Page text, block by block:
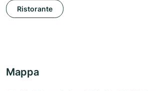
Ristorante
Mappa